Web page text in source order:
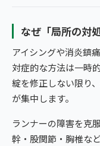
なぜ「局所の対
アイシングや消炎鎮
対症的な方法は一時
綻を修正しない限り
が集中します。
ランナーの障害を克
幹・股関節・胸椎な